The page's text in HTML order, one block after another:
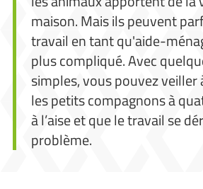
maison. Mais ils peuvent
travail en tant qu'aide-
plus compliqué. Avec
simples, vous pouvez veiller
les petits compagnons à
à l’aise et que le travail se
problème.